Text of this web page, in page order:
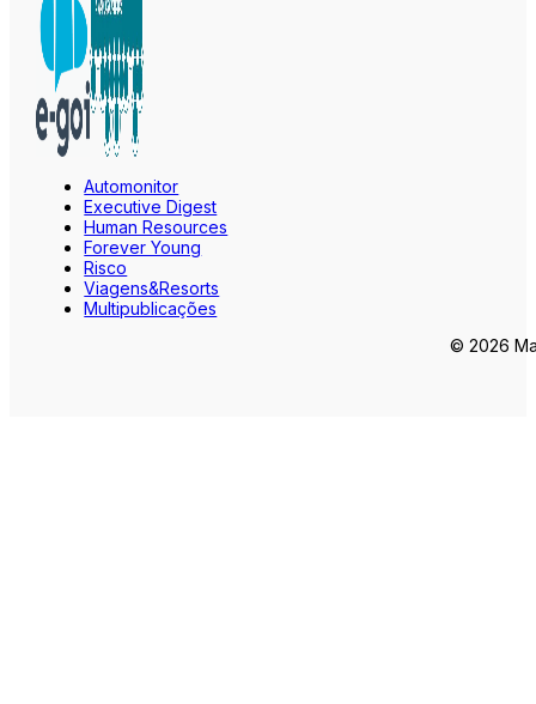
Automonitor
Executive Digest
Human Resources
Forever Young
Risco
Viagens&Resorts
Multipublicações
© 2026